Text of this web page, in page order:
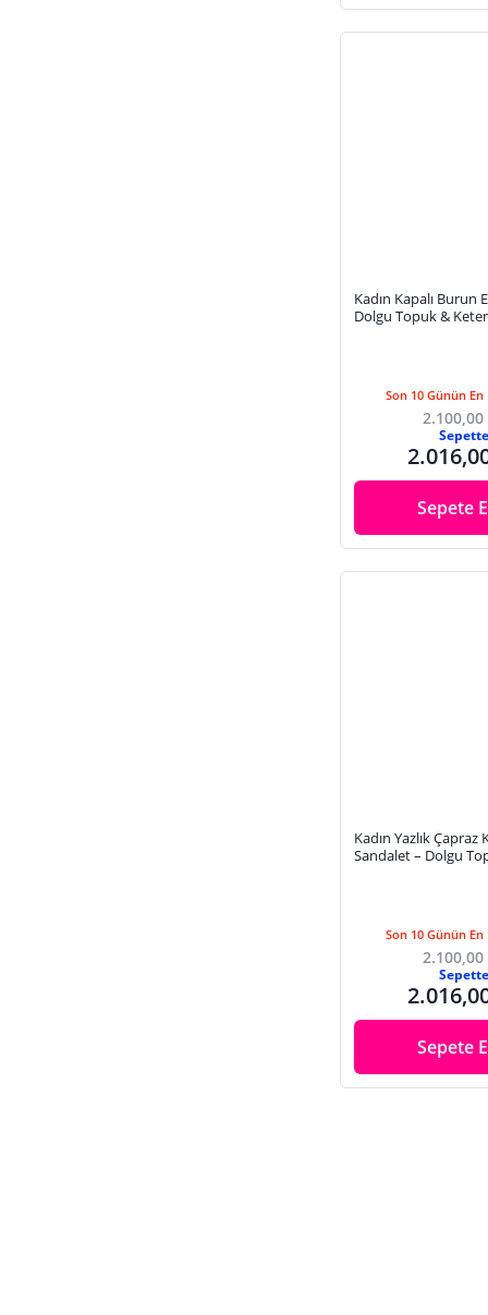
Kadın Kapalı Burun
Dolgu Topuk &
Son 10 Günün En
2.100,00
Sepette
Sepete
Kadın Yazlık Çapraz
Sandalet – Dolgu
Son 10 Günün En
2.100,00
Sepette
Sepete